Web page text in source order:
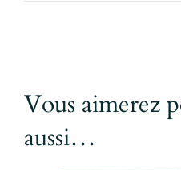
Vous aimerez
aussi…